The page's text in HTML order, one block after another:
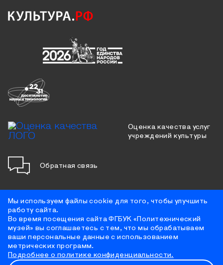
Оценка качества услуг
учреждений культуры
Обратная связь
Противодействие коррупции
Цифровая доступность
Условия использования материалов сайта
Политика конфиденциальности
Противодействие терроризму
Мы используем файлы cookie для того, чтобы улучшить
работу сайта.
Во время посещения сайта ФГБУК «Политехнический
музей» вы соглашаетесь с тем, что мы обрабатываем
ваши персональные данные с использованием
метрических программ.
Подробнее о политике конфиденциальности.